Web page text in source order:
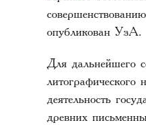
опубликован УзА.
Для дальнейшего
деятельность
древних